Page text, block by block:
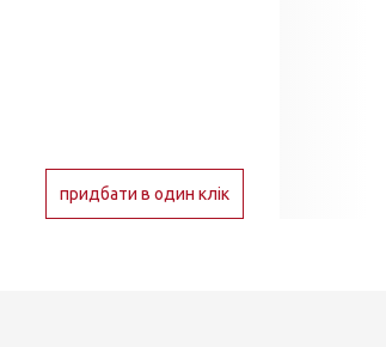
придбати в один клік